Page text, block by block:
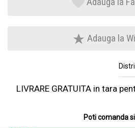
Adauga la
LIVRARE GRATUITA in tara
Poti comanda